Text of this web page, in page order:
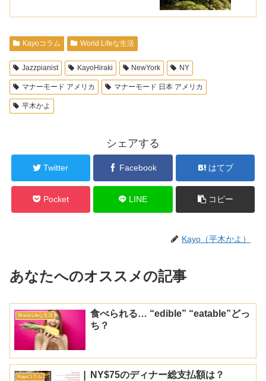
Kayoコラム World Lifeな生活
Jazzpianist KayoHiraki NewYork NY
マナーモード アメリカ マナーモード 日本 アメリカ
平木かよ
シェアする
Twitter Facebook はてブ
Pocket LINE コピー
Kayo（平木かよ）
あなたへのオススメの記事
World Lifeな生活
食べられる… “edible” “eatable”どっ
ち？
Kayoコラム NY$75のディナー総支払額は？